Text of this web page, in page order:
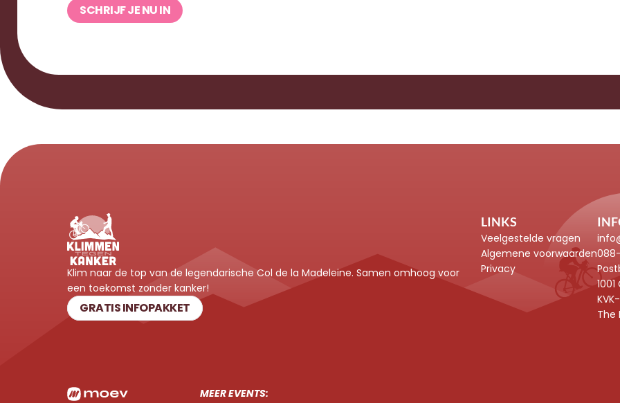
SCHRIJF JE NU IN
Klim naar de top van de legendarische Col de la Madeleine. Samen omhoog voor
een toekomst zonder kanker!
GRATIS INFOPAKKET
LINKS
Veelgestelde vragen
Algemene voorwaarden
Privacy
The
MEER EVENTS: